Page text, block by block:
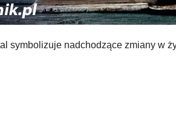
symbolizuje nadchodzące zmiany w